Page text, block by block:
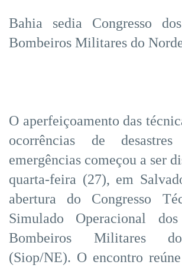
Bahia sedia Congresso
Bombeiros Militares do
O aperfeiçoamento das
ocorrências de
emergências começou a ser
quarta-feira (27), em
abertura do Congresso
Simulado Operacional
Bombeiros Militares
(Siop/NE). O encontro